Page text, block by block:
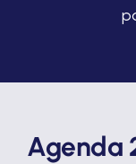
Agenda